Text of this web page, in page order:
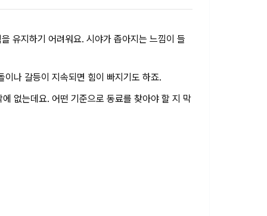
유지하기 어려워요. 시야가 좁아지는 느낌이 들
나 갈등이 지속되면 힘이 빠지기도 하죠.
없는데요. 어떤 기준으로 동료를 찾아야 할 지 막